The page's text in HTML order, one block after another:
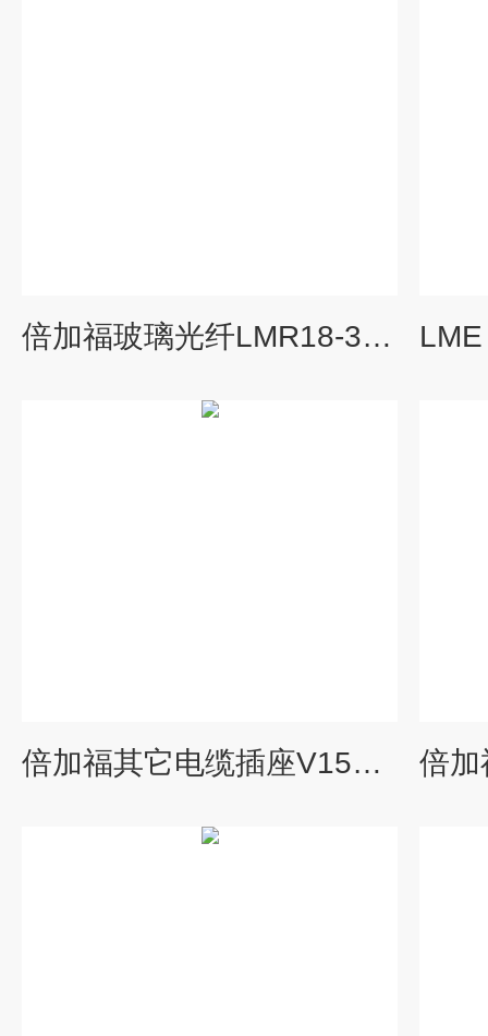
倍加福玻璃光纤LMR18-3,2-1,0-K1
倍加福其它电缆插座V15B-G-10M